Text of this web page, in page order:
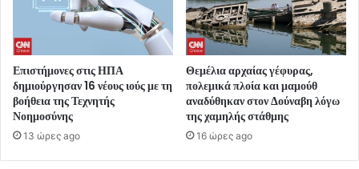
Επιστήμονες στις ΗΠΑ
δημιούργησαν 16 νέους ιούς με τη
βοήθεια της Τεχνητής
Νοημοσύνης
13 ώρες ago
Θεμέλια αρχαίας γέφυρας,
πολεμικά πλοία και μαμούθ
αναδύθηκαν στον Δούναβη λόγω
της χαμηλής στάθμης
16 ώρες ago